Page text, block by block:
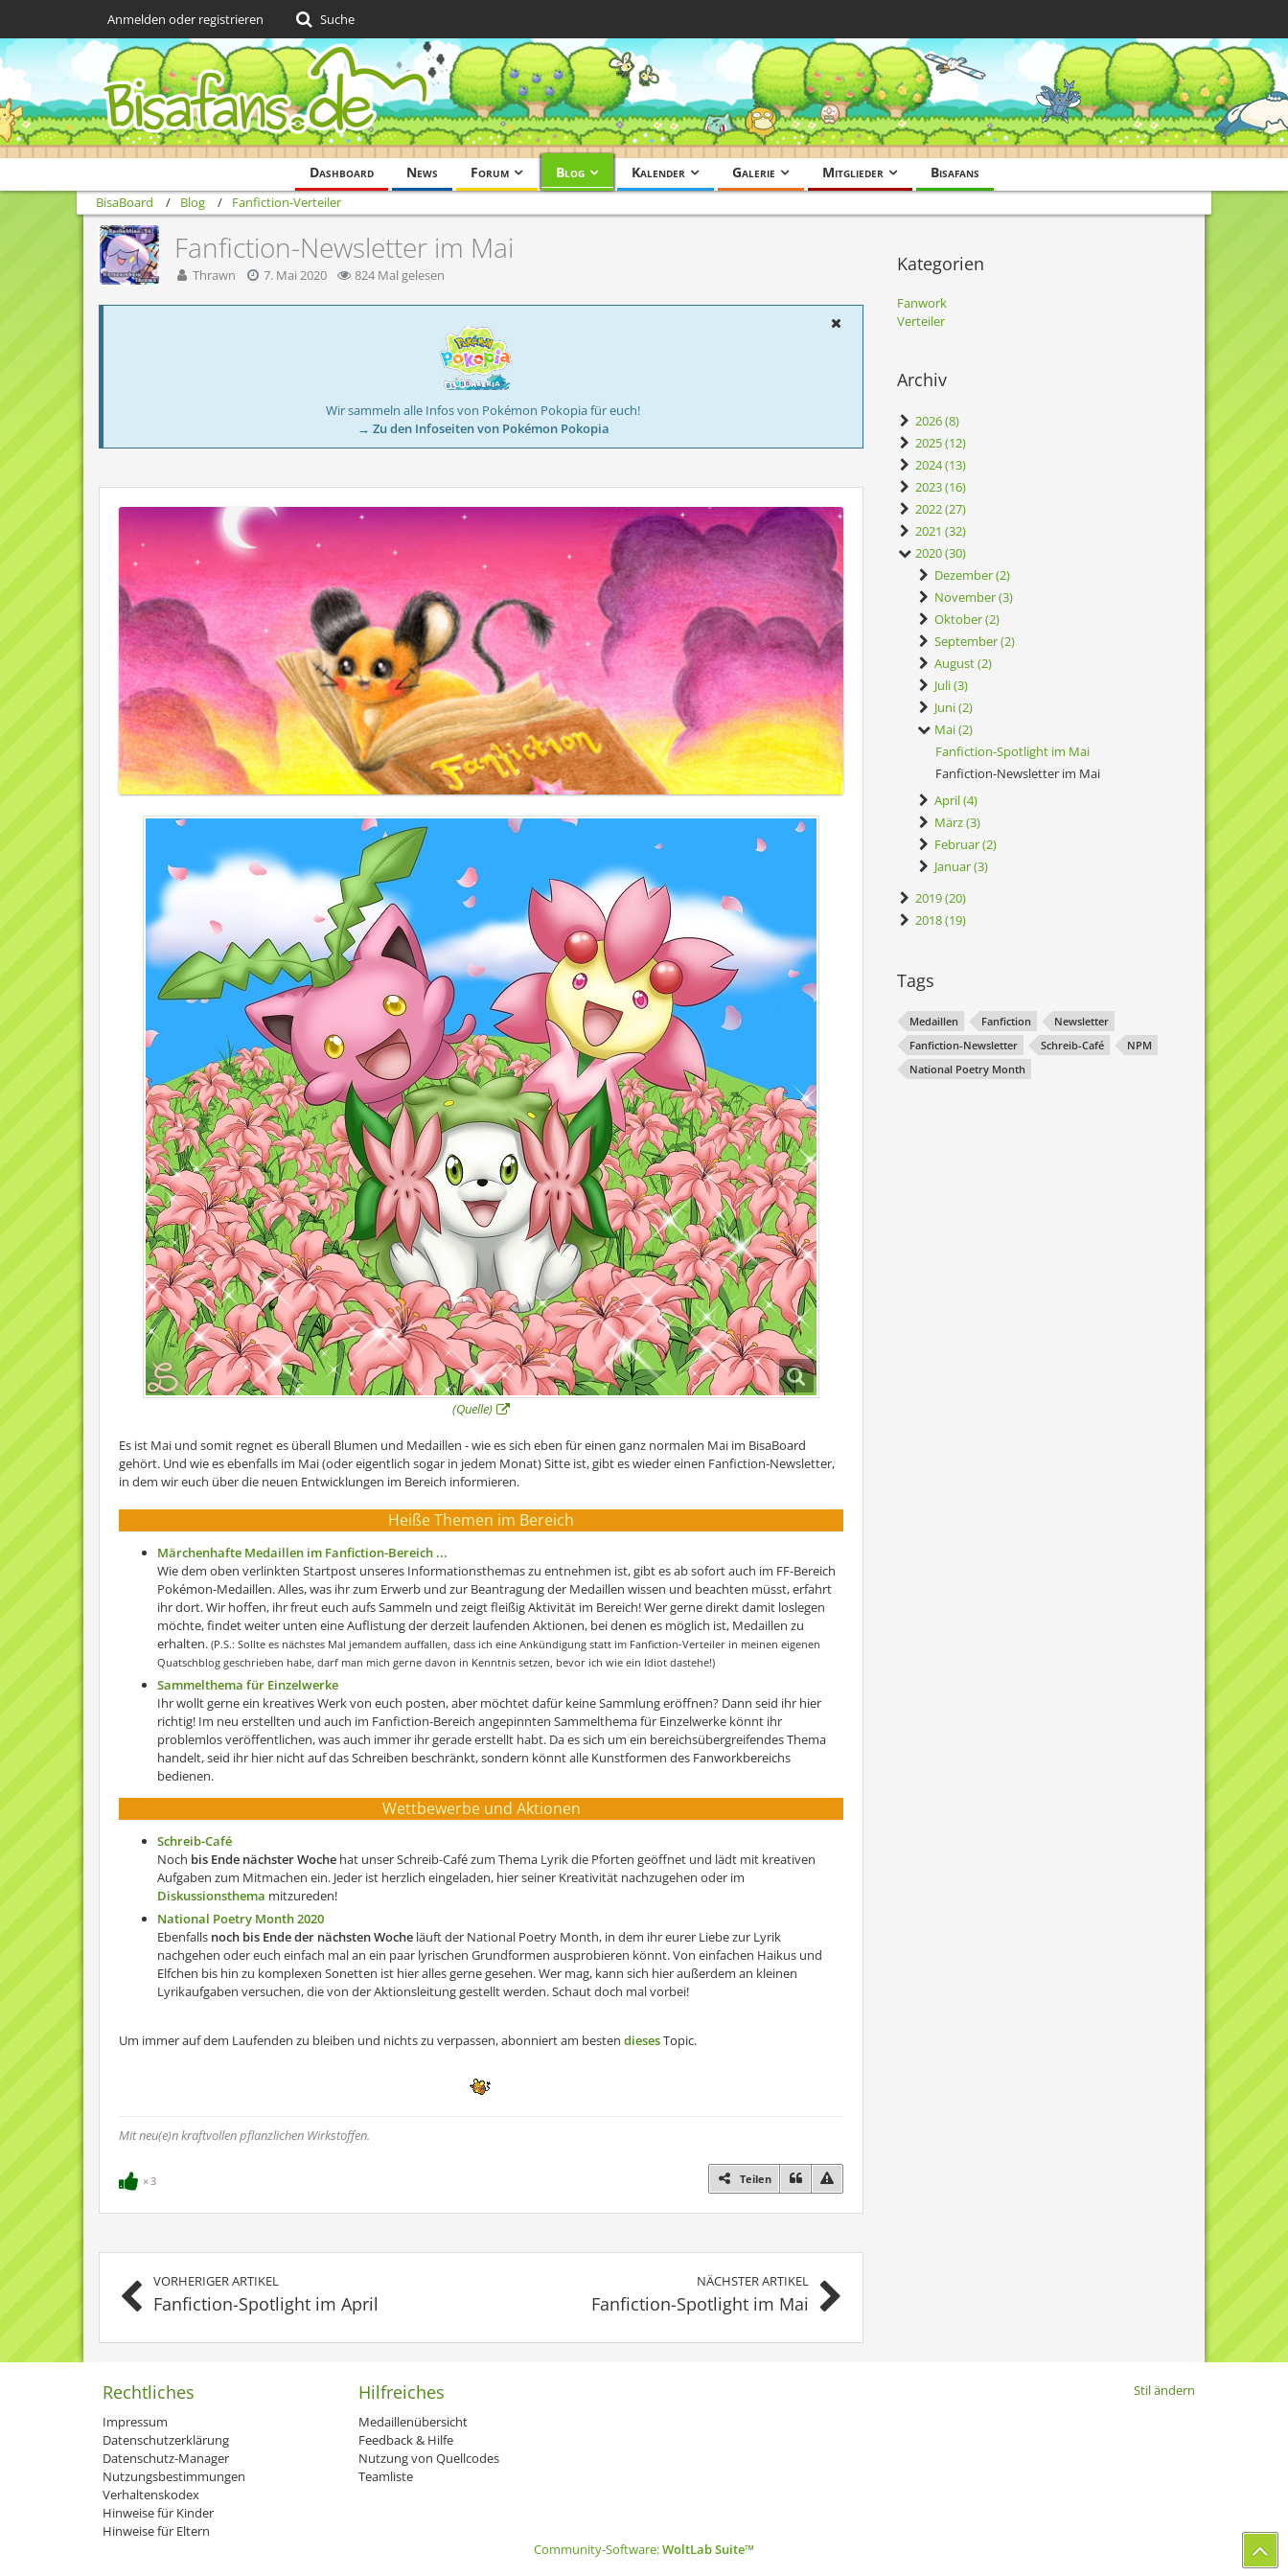
Dashboard News Forum Blog Kalender Galerie Mitglieder Bisafans
Anmelden oder registrieren Suche
BisaBoard Blog Fanfiction-Verteiler
Fanfiction-Newsletter im Mai
Thrawn 7. Mai 2020 824 Mal gelesen
Wir sammeln alle Infos von Pokémon Pokopia für euch!
→ Zu den Infoseiten von Pokémon Pokopia
(Quelle)
Es ist Mai und somit regnet es überall Blumen und Medaillen - wie es sich eben für einen ganz normalen Mai im BisaBoard
gehört. Und wie es ebenfalls im Mai (oder eigentlich sogar in jedem Monat) Sitte ist, gibt es wieder einen Fanfiction-Newsletter,
in dem wir euch über die neuen Entwicklungen im Bereich informieren.
Heiße Themen im Bereich
Märchenhafte Medaillen im Fanfiction-Bereich ...
Wie dem oben verlinkten Startpost unseres Informationsthemas zu entnehmen ist, gibt es ab sofort auch im FF-Bereich
Pokémon-Medaillen. Alles, was ihr zum Erwerb und zur Beantragung der Medaillen wissen und beachten müsst, erfahrt
ihr dort. Wir hoffen, ihr freut euch aufs Sammeln und zeigt fleißig Aktivität im Bereich! Wer gerne direkt damit loslegen
möchte, findet weiter unten eine Auflistung der derzeit laufenden Aktionen, bei denen es möglich ist, Medaillen zu
erhalten. (P.S.: Sollte es nächstes Mal jemandem auffallen, dass ich eine Ankündigung statt im Fanfiction-Verteiler in meinen eigenen
Quatschblog geschrieben habe, darf man mich gerne davon in Kenntnis setzen, bevor ich wie ein Idiot dastehe!)
Sammelthema für Einzelwerke
Ihr wollt gerne ein kreatives Werk von euch posten, aber möchtet dafür keine Sammlung eröffnen? Dann seid ihr hier
richtig! Im neu erstellten und auch im Fanfiction-Bereich angepinnten Sammelthema für Einzelwerke könnt ihr
problemlos veröffentlichen, was auch immer ihr gerade erstellt habt. Da es sich um ein bereichsübergreifendes Thema
handelt, seid ihr hier nicht auf das Schreiben beschränkt, sondern könnt alle Kunstformen des Fanworkbereichs
bedienen.
Wettbewerbe und Aktionen
Schreib-Café
Noch bis Ende nächster Woche hat unser Schreib-Café zum Thema Lyrik die Pforten geöffnet und lädt mit kreativen
Aufgaben zum Mitmachen ein. Jeder ist herzlich eingeladen, hier seiner Kreativität nachzugehen oder im
Diskussionsthema mitzureden!
National Poetry Month 2020
Ebenfalls noch bis Ende der nächsten Woche läuft der National Poetry Month, in dem ihr eurer Liebe zur Lyrik
nachgehen oder euch einfach mal an ein paar lyrischen Grundformen ausprobieren könnt. Von einfachen Haikus und
Elfchen bis hin zu komplexen Sonetten ist hier alles gerne gesehen. Wer mag, kann sich hier außerdem an kleinen
Lyrikaufgaben versuchen, die von der Aktionsleitung gestellt werden. Schaut doch mal vorbei!
Um immer auf dem Laufenden zu bleiben und nichts zu verpassen, abonniert am besten diesesTopic.
Mit neu(e)n kraftvollen pflanzlichen Wirkstoffen.
3 Teilen
VORHERIGER ARTIKEL
Fanfiction-Spotlight im April
NÄCHSTER ARTIKEL
Fanfiction-Spotlight im Mai
Kategorien
Fanwork
Verteiler
Archiv
2026 (8)
2025 (12)
2024 (13)
2023 (16)
2022 (27)
2021 (32)
2020 (30)
Dezember (2)
November (3)
Oktober (2)
September (2)
August (2)
Juli (3)
Juni (2)
Mai (2)
Fanfiction-Spotlight im Mai
Fanfiction-Newsletter im Mai
April (4)
März (3)
Februar (2)
Januar (3)
2019 (20)
2018 (19)
Tags
Medaillen Fanfiction
Newsletter
Fanfiction-Newsletter
Schreib-Café
NPM
National Poetry Month
Stil ändern
Rechtliches
Impressum
Datenschutzerklärung
Datenschutz-Manager
Nutzungsbestimmungen
Verhaltenskodex
Hinweise für Kinder
Hinweise für Eltern
Hilfreiches
Medaillenübersicht
Feedback & Hilfe
Nutzung von Quellcodes
Teamliste
Community-Software:WoltLab Suite™